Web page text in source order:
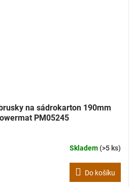
na sádrokarton 190mm
PM05245
Skladem(>5 ks)
Do košíku